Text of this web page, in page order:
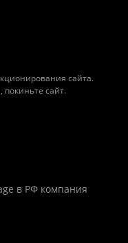
сайта.
покиньте сайт.
в РФ компания